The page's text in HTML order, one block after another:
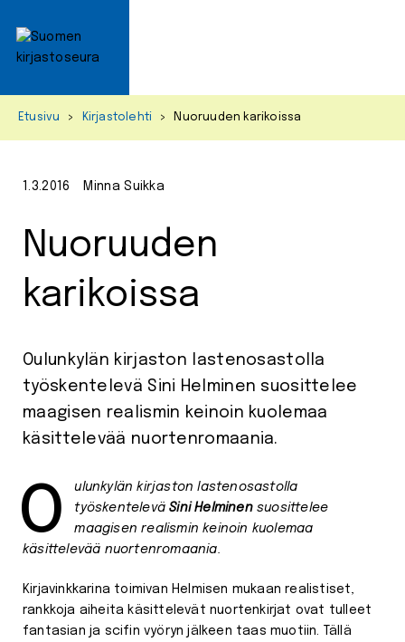
Etusivu > Kirjastolehti > Nuoruuden karikoissa
1.3.2016 Minna Suikka
Nuoruuden
karikoissa
Oulunkylän kirjaston lastenosastolla
työskentelevä Sini Helminen suosittelee
maagisen realismin keinoin kuolemaa
käsittelevää nuortenromaania.
Oulunkylän kirjaston lastenosastolla työskenteleväSini Helminensuosittelee
maagisen realismin keinoin kuolemaa
käsittelevää nuortenromaania.
Kirjavinkkarina toimivan Helmisen mukaan realistiset,
rankkoja aiheita käsittelevät nuortenkirjat ovat tulleet
fantasian ja scifin vyöryn jälkeen taas muotiin. Tällä